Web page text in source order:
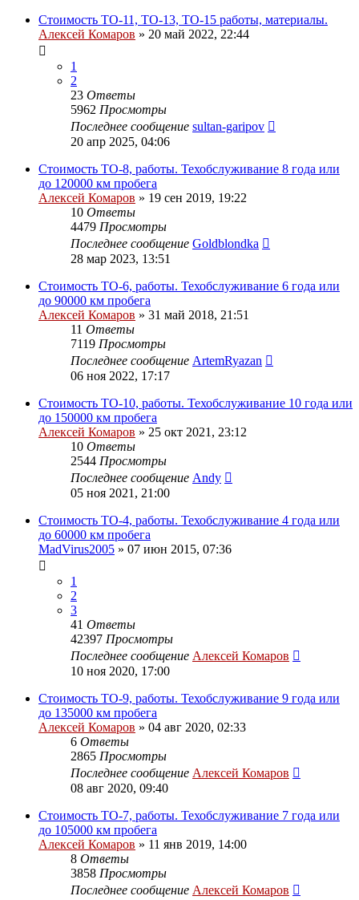
Стоимость ТО-11, ТО-13, ТО-15 работы, материалы.
Алексей Комаров » 20 май 2022, 22:44
1
2
23 Ответы
5962 Просмотры
Последнее сообщение sultan-garipov
20 апр 2025, 04:06
Стоимость ТО-8, работы. Техобслуживание 8 года или
до 120000 км пробега
Алексей Комаров » 19 сен 2019, 19:22
10 Ответы
4479 Просмотры
Последнее сообщение Goldblondka
28 мар 2023, 13:51
Стоимость ТО-6, работы. Техобслуживание 6 года или
до 90000 км пробега
Алексей Комаров » 31 май 2018, 21:51
11 Ответы
7119 Просмотры
Последнее сообщение ArtemRyazan
06 ноя 2022, 17:17
Стоимость ТО-10, работы. Техобслуживание 10 года или
до 150000 км пробега
Алексей Комаров » 25 окт 2021, 23:12
10 Ответы
2544 Просмотры
Последнее сообщение Andy
05 ноя 2021, 21:00
Стоимость ТО-4, работы. Техобслуживание 4 года или
до 60000 км пробега
MadVirus2005 » 07 июн 2015, 07:36
1
2
3
41 Ответы
42397 Просмотры
Последнее сообщение Алексей Комаров
10 ноя 2020, 17:00
Стоимость ТО-9, работы. Техобслуживание 9 года или
до 135000 км пробега
Алексей Комаров » 04 авг 2020, 02:33
6 Ответы
2865 Просмотры
Последнее сообщение Алексей Комаров
08 авг 2020, 09:40
Стоимость ТО-7, работы. Техобслуживание 7 года или
до 105000 км пробега
Алексей Комаров » 11 янв 2019, 14:00
8 Ответы
3858 Просмотры
Последнее сообщение Алексей Комаров